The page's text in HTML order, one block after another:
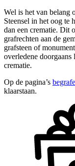
Wel is het van belang
Steensel in het oog te
dan een crematie. Dit
grafrechten aan de
grafsteen of
overledene doorgaans
crematie.
Op de pagina’s
klaarstaan.